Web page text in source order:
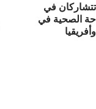
في
الصحية في